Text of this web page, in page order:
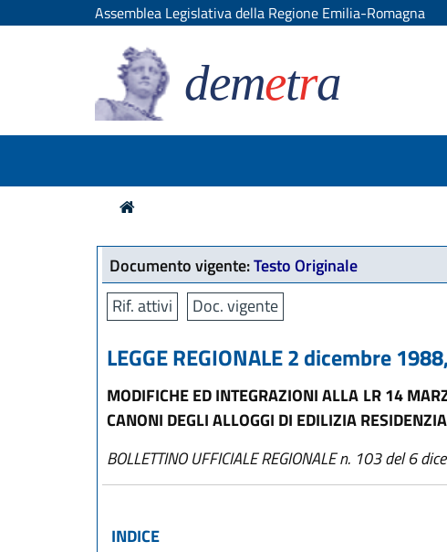
Assemblea Legislativa della Regione Emilia-Romagna
demetra
Documento vigente:Testo Originale
Rif. attivi
Doc. vigente
LEGGE REGIONALE 2 dicembre
MODIFICHE ED INTEGRAZIONI ALLA LR 14
CANONI DEGLI ALLOGGI DI EDILIZIA
BOLLETTINO UFFICIALE REGIONALE n. 103 del 6
INDICE